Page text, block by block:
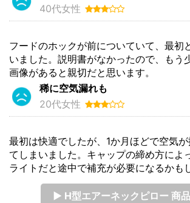
40代女性
フードのホックが前についていて、最初
いました。説明書がなかったので、もう
画像があると親切だと思います。
稀に空気漏れも
20代女性
最初は快適でしたが、1か月ほどで空気
てしまいました。キャップの締め方によ
ライトだと途中で補充が必要になるかも
▶ H型エアーネックピロー 商